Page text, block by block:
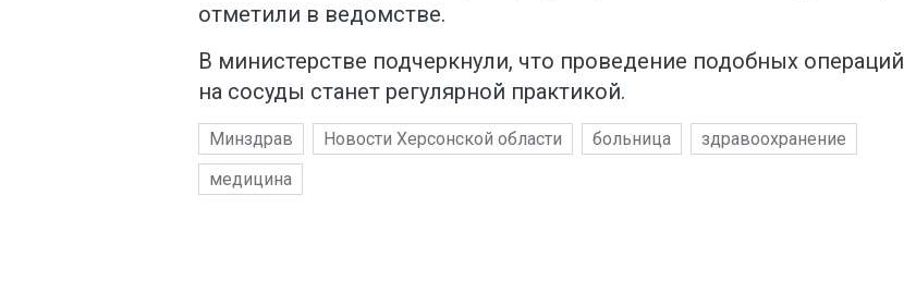
отметили в ведомстве.
В министерстве подчеркнули, что проведение подобных операций
на сосуды станет регулярной практикой.
Минздрав Новости Херсонской области больница
здравоохранение
медицина